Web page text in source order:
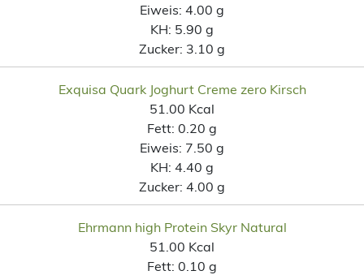
Eiweis: 4.00 g
KH: 5.90 g
Zucker: 3.10 g
Exquisa Quark Joghurt Creme zero Kirsch
51.00 Kcal
Fett: 0.20 g
Eiweis: 7.50 g
KH: 4.40 g
Zucker: 4.00 g
Ehrmann high Protein Skyr Natural
51.00 Kcal
Fett: 0.10 g